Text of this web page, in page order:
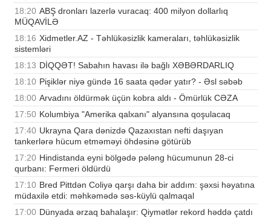
18:20 ABŞ dronları lazerlə vuracaq: 400 milyon dollarlıq
MÜQAVİLƏ
18:16 Xidmetler.AZ - Təhlükəsizlik kameraları, təhlükəsizlik
sistemləri
18:13 DİQQƏT! Sabahın havası ilə bağlı XƏBƏRDARLIQ
18:10 Pişiklər niyə gündə 16 saata qədər yatır? - Əsl səbəb
18:00 Arvadını öldürmək üçün kobra aldı - Ömürlük CƏZA
17:50 Kolumbiya "Amerika qalxanı" alyansına qoşulacaq
17:40 Ukrayna Qara dənizdə Qazaxıstan nefti daşıyan
tankerlərə hücum etməməyi öhdəsinə götürüb
17:20 Hindistanda eyni bölgədə pələng hücumunun 28-ci
qurbanı: Fermeri öldürdü
17:10 Bred Pittdən Coliyə qarşı daha bir addım: şəxsi həyatına
müdaxilə etdi: məhkəmədə səs-küylü qalmaqal
17:00 Dünyada ərzaq bahalaşır: Qiymətlər rekord həddə çatdı